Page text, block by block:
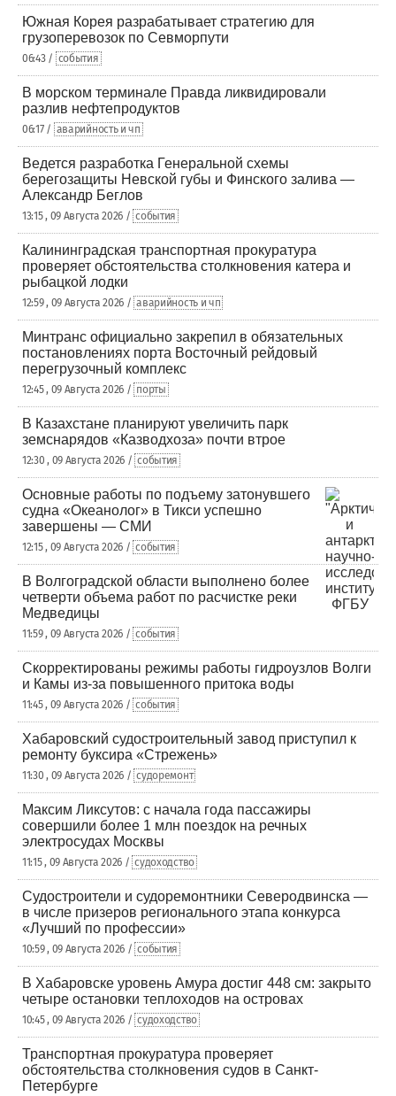
Южная Корея разрабатывает стратегию для
грузоперевозок по Севморпути
06:43 / события
В морском терминале Правда ликвидировали
разлив нефтепродуктов
06:17 / аварийность и чп
Ведется разработка Генеральной схемы
берегозащиты Невской губы и Финского залива —
Александр Беглов
13:15 , 09 Августа 2026 / события
Калининградская транспортная прокуратура
проверяет обстоятельства столкновения катера и
рыбацкой лодки
12:59 , 09 Августа 2026 / аварийность и чп
Минтранс официально закрепил в обязательных
постановлениях порта Восточный рейдовый
перегрузочный комплекс
12:45 , 09 Августа 2026 / порты
В Казахстане планируют увеличить парк
земснарядов «Казводхоза» почти втрое
12:30 , 09 Августа 2026 / события
Основные работы по подъему затонувшего
судна «Океанолог» в Тикси успешно
завершены — СМИ
12:15 , 09 Августа 2026 / события
В Волгоградской области выполнено более
четверти объема работ по расчистке реки
Медведицы
11:59 , 09 Августа 2026 / события
Скорректированы режимы работы гидроузлов Волги
и Камы из-за повышенного притока воды
11:45 , 09 Августа 2026 / события
Хабаровский судостроительный завод приступил к
ремонту буксира «Стрежень»
11:30 , 09 Августа 2026 / судоремонт
Максим Ликсутов: с начала года пассажиры
совершили более 1 млн поездок на речных
электросудах Москвы
11:15 , 09 Августа 2026 / судоходство
Судостроители и судоремонтники Северодвинска —
в числе призеров регионального этапа конкурса
«Лучший по профессии»
10:59 , 09 Августа 2026 / события
В Хабаровске уровень Амура достиг 448 см: закрыто
четыре остановки теплоходов на островах
10:45 , 09 Августа 2026 / судоходство
Транспортная прокуратура проверяет
обстоятельства столкновения судов в Санкт-
Петербурге